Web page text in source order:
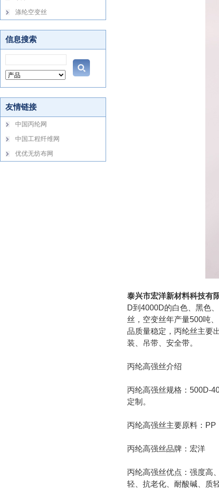
泰兴市宏洋新材料科技有
D到4000D的白色、黑色
丝，空变丝年产量500吨
品质量稳定，丙纶丝主要
装、吊带、安全带。
丙纶高强丝介绍
丙纶高强丝规格：500D-
定制。
丙纶高强丝主要原料：
丙纶高强丝品牌：宏洋
丙纶高强丝优点：强度高
轻、抗老化、耐酸碱、质